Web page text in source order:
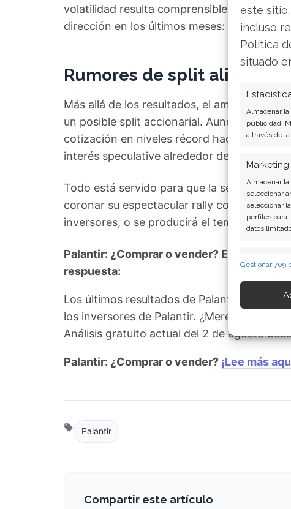
este
incluso
Política
situado
Almacenar
publicidad,
a través de
Marketing
Almacenar
seleccionar
seleccionar
perfiles para
datos
información
fallos,
Gestionar 709
volatilidad resulta comprensible para un
dirección en los últimos meses: ascendente.
Rumores de split
Más allá de los resultados, el ambiente
un posible split accionarial. Aunque la
cotización en niveles récord hace plausible
interés speculative alrededor del valor.
Todo está servido para que la sesión de
coronar su espectacular rally con unos
inversores, o se producirá el temido
Palantir: ¿Comprar o vender? El nuevo
respuesta:
Los últimos resultados de Palantir son
los inversores de Palantir. ¿Merece la pena
Análisis gratuito actual del 2 de agosto
Palantir: ¿Comprar o vender? ¡Lee más
Palantir
Compartir este artículo